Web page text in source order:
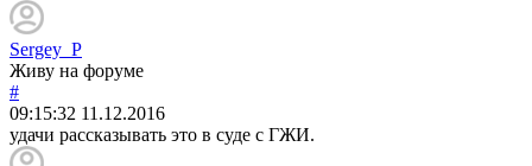
Sergey_P
Живу на форуме
#
09:15:32 11.12.2016
удачи рассказывать это в суде с ГЖИ.